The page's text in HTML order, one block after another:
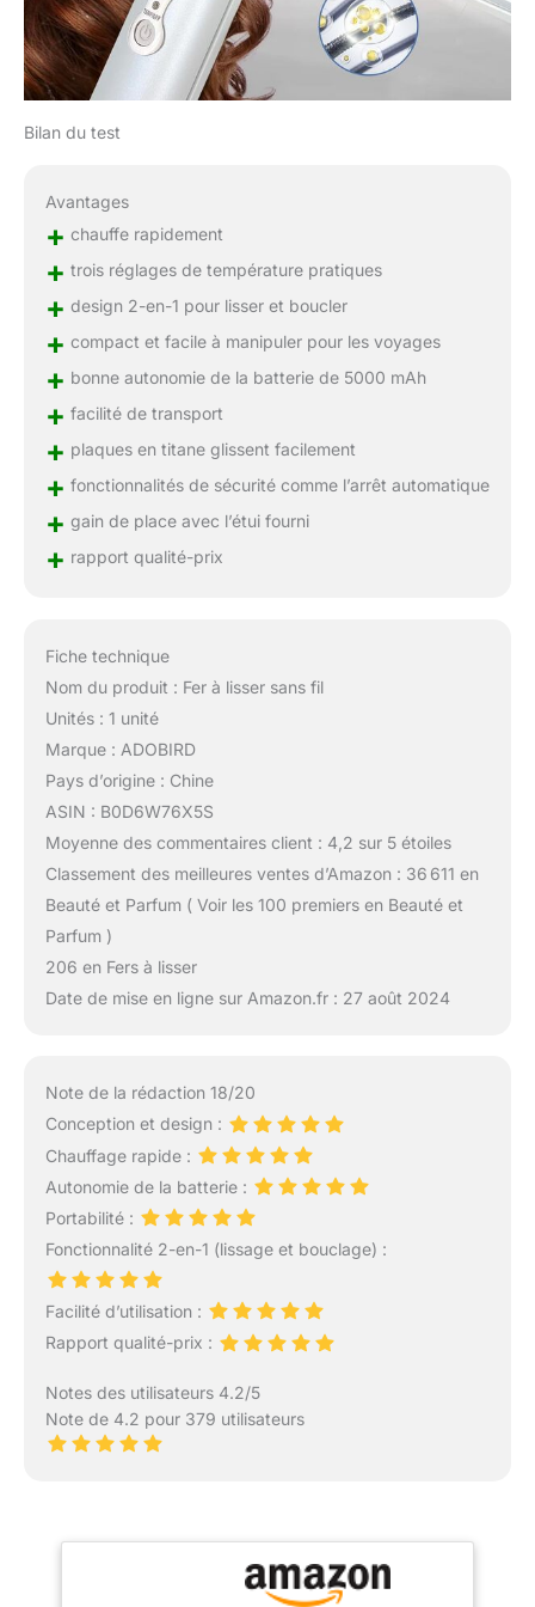
Bilan du test
Avantages
+ chauffe rapidement
+ trois réglages de température pratiques
+ design 2-en-1 pour lisser et boucler
+ compact et facile à manipuler pour les voyages
+ bonne autonomie de la batterie de 5000 mAh
+ facilité de transport
+ plaques en titane glissent facilement
+ fonctionnalités de sécurité comme l’arrêt automatique
+ gain de place avec l’étui fourni
+ rapport qualité-prix
Fiche technique
Nom du produit : Fer à lisser sans fil
Unités : 1 unité
Marque : ADOBIRD
Pays d’origine : Chine
ASIN : B0D6W76X5S
Moyenne des commentaires client : 4,2 sur 5 étoiles
Classement des meilleures ventes d’Amazon : 36 611 en
Beauté et Parfum ( Voir les 100 premiers en Beauté et
Parfum )
206 en Fers à lisser
Date de mise en ligne sur Amazon.fr : 27 août 2024
Note de la rédaction 18/20
Conception et design :
Chauffage rapide :
Autonomie de la batterie :
Portabilité :
Fonctionnalité 2-en-1 (lissage et bouclage) :
Facilité d’utilisation :
Rapport qualité-prix :
Notes des utilisateurs 4.2/5
Note de 4.2 pour 379 utilisateurs